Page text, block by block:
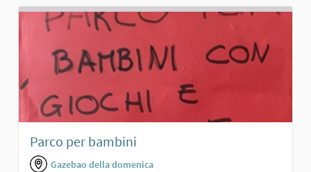
Parco per bambini
Gazebao della domenica